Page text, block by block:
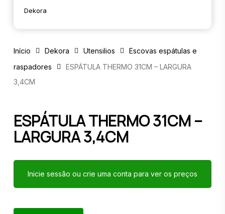
Dekora
Início Dekora Utensilios
Escovas espátulas e
raspadores
ESPÁTULA THERMO 31CM – LARGURA
3,4CM
ESPÁTULA THERMO 31CM –
LARGURA 3,4CM
Inicie sessão ou crie uma conta para ver os preços